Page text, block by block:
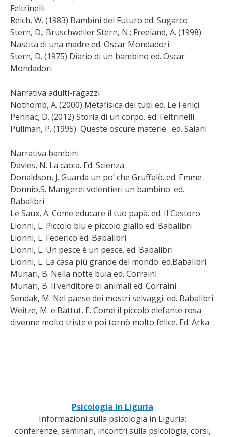
Feltrinelli
Reich, W. (1983) Bambini del Futuro ed. Sugarco
Stern, D.; Bruschweiler Stern, N.; Freeland, A. (1998)
Nascita di una madre ed. Oscar Mondadori
Stern, D. (1975) Diario di un bambino ed. Oscar
Mondadori
Narrativa adulti-ragazzi
Nothomb, A. (2000) Metafisica dei tubi ed. Le Fenici
Pennac, D. (2012) Storia di un corpo. ed. Feltrinelli
Pullman, P. (1995) Queste oscure materie. ed. Salani
Narrativa bambini
Davies, N. La cacca. Ed. Scienza
Donaldson, J. Guarda un po’ che Gruffalò. ed. Emme
Donnio,S. Mangerei volentieri un bambino. ed.
Babalibri
Le Saux, A. Come educare il tuo papà. ed. Il Castoro
Lionni, L. Piccolo blu e piccolo giallo ed. Babalibri
Lionni, L. Federico ed. Babalibri
Lionni, L. Un pesce è un pesce. ed. Babalibri
Lionni, L. La casa più grande del mondo. ed.Babalibri
Munari, B. Nella notte buia ed. Corraini
Munari, B. Il venditore di animali ed. Corraini
Sendak, M. Nel paese dei mostri selvaggi. ed. Babalibri
Weitze, M. e Battut, E. Come il piccolo elefante rosa
divenne molto triste e poi tornò molto felice. Ed. Arka
Psicologia in Liguria
Informazioni sulla psicologia in Liguria:
conferenze, seminari, incontri sulla psicologia, corsi,